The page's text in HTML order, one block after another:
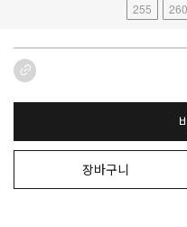
255
260
장바구니